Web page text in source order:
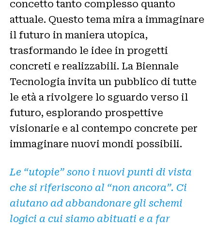
concetto tanto complesso quanto
attuale. Questo tema mira a immaginare
il futuro in maniera utopica,
trasformando le idee in progetti
concreti e realizzabili. La Biennale
Tecnologia invita un pubblico di tutte
le età a rivolgere lo sguardo verso il
futuro, esplorando prospettive
visionarie e al contempo concrete per
immaginare nuovi mondi possibili.
Le “utopie” sono i nuovi punti di vista
che si riferiscono al “non ancora”. Ci
aiutano ad abbandonare gli schemi
logici a cui siamo abituati e a far